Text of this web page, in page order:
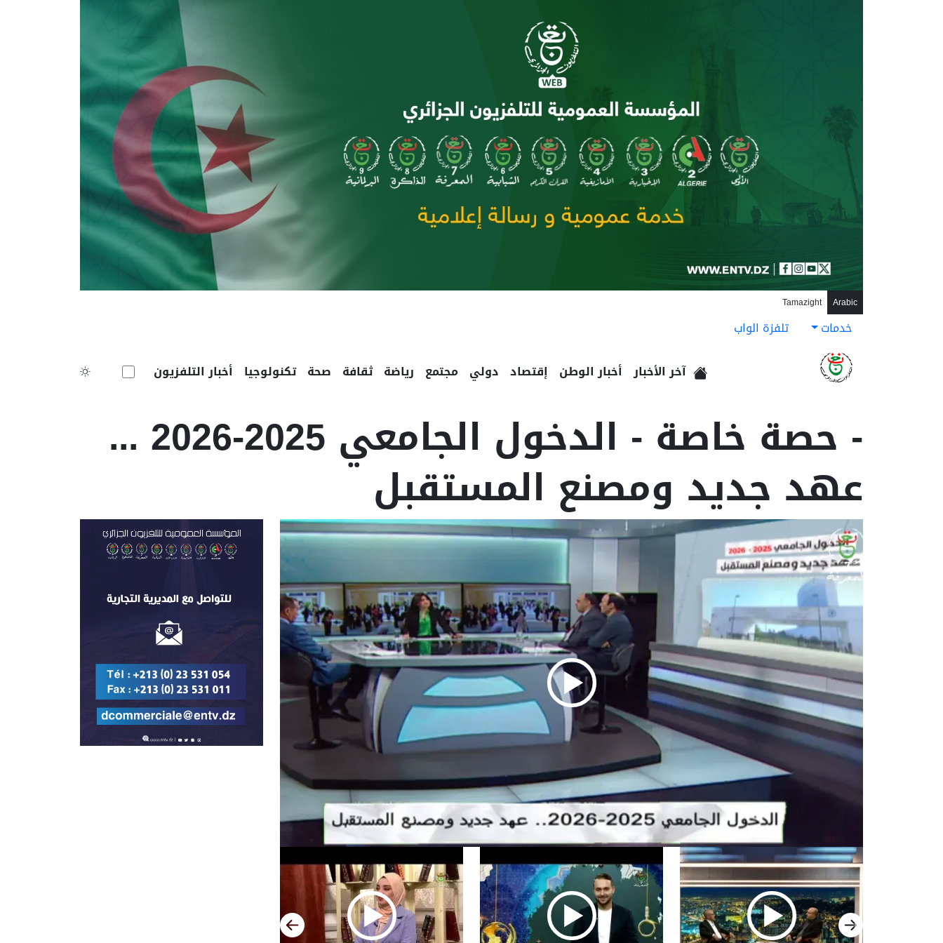
Arabic
Tamazight
خدمات تلفزة الواب
آخر الأخبار أخبار الوطن إقتصاد دولي مجتمع رياضة ثقافة صحة تكنولوجيا أخبار التلفزيون
- حصة خاصة - الدخول الجامعي 2025-2026 ...
عهد جديد ومصنع المستقبل
السابق التالي